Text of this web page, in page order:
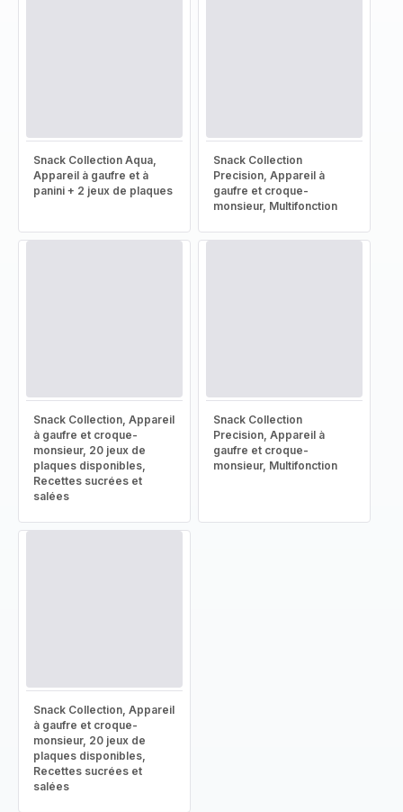
Snack Collection Aqua,
Appareil à gaufre et à
panini + 2 jeux de plaques
Snack Collection
Precision, Appareil à
gaufre et croque-
monsieur, Multifonction
Snack Collection, Appareil
à gaufre et croque-
monsieur, 20 jeux de
plaques disponibles,
Recettes sucrées et
salées
Snack Collection
Precision, Appareil à
gaufre et croque-
monsieur, Multifonction
Snack Collection, Appareil
à gaufre et croque-
monsieur, 20 jeux de
plaques disponibles,
Recettes sucrées et
salées